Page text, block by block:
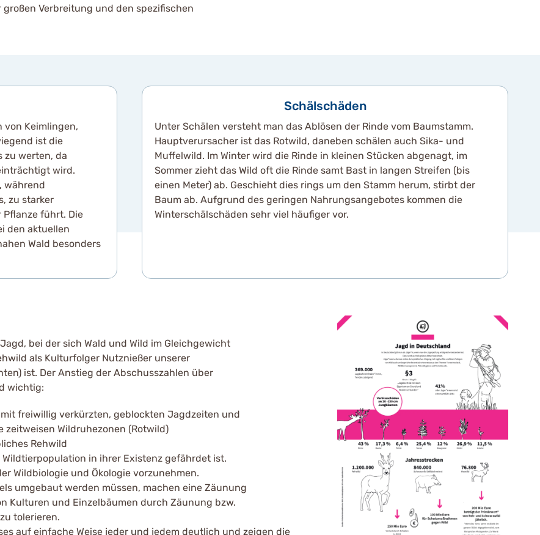
Verbreitung und den spezifischen
von Keimlingen,
ist die
zu werten, da
wird.
während
zu starker
Pflanze führt. Die
den aktuellen
Wald besonders
Schälschäden
Unter Schälen versteht man das Ablösen der Rinde vom Baumstamm.
Hauptverursacher ist das Rotwild, daneben schälen auch Sika- und
Muffelwild. Im Winter wird die Rinde in kleinen Stücken abgenagt, im
Sommer zieht das Wild oft die Rinde samt Bast in langen Streifen (bis
einen Meter) ab. Geschieht dies rings um den Stamm herum, stirbt der
Baum ab. Aufgrund des geringen Nahrungsangebotes kommen die
Winterschälschäden sehr viel häufiger vor.
bei der sich Wald und Wild im Gleichgewicht
als Kulturfolger Nutznießer unserer
ist. Der Anstieg der Abschusszahlen über
wichtig:
freiwillig verkürzten, geblockten Jagdzeiten und
Wildruhezonen (Rotwild)
Rehwild
in ihrer Existenz gefährdet ist.
Wildbiologie und Ökologie vorzunehmen.
umgebaut werden müssen, machen eine Zäunung
Kulturen und Einzelbäumen durch Zäunung bzw.
tolerieren.
auf einfache Weise jeder und jedem deutlich und zeigen die